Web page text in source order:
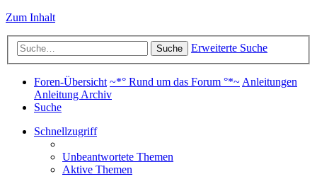
Zum Inhalt
Suche Erweiterte Suche
Foren-Übersicht ~*° Rund um das Forum °*~ Anleitungen
Anleitung Archiv
Suche
Schnellzugriff
Unbeantwortete Themen
Aktive Themen